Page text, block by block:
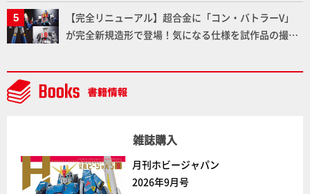
【完全リニューアル】超合金に「コン・バトラーV」
が完全新規造形で登場！気になる仕様を試作品の撮り
ト」セット情報もお届け！【超合金の魂】
雑誌購入
月刊ホビージャパン
2026年9月号